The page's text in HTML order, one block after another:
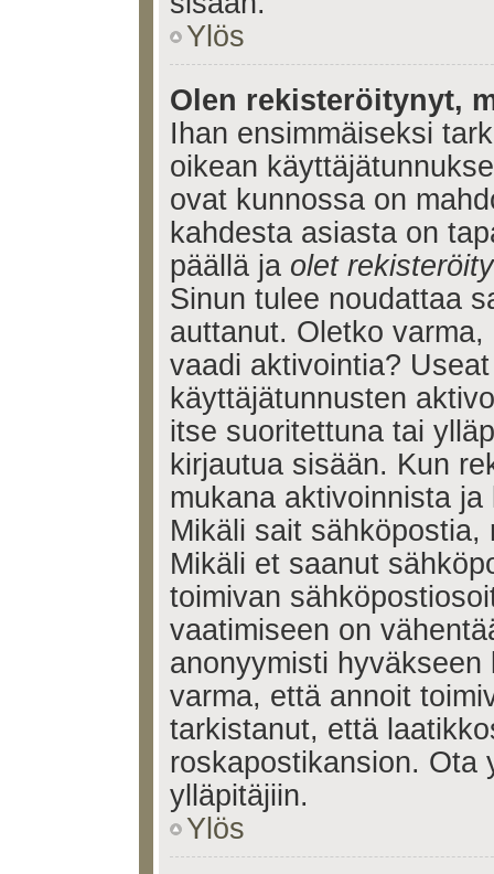
Ylös
Olen rekisteröitynyt,
Ihan ensimmäiseksi
oikean
ovat kunnossa on
kahdesta asiasta on
päällä ja olet
Sinun tulee noudattaa
auttanut. Oletko
vaadi aktivointia?
käyttäjätunnusten
itse suoritettuna tai
kirjautua sisään. Kun
mukana aktivoinnista
Mikäli sait
Mikäli et saanut
toimivan
vaatimiseen on
anonyymisti
varma, että annoit
tarkistanut, että
roskapostikansion. Ota
ylläpitäjiin.
Ylös